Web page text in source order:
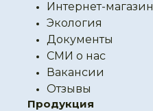
Интернет-магазин
Экология
Документы
СМИ о нас
Вакансии
Отзывы
Продукция